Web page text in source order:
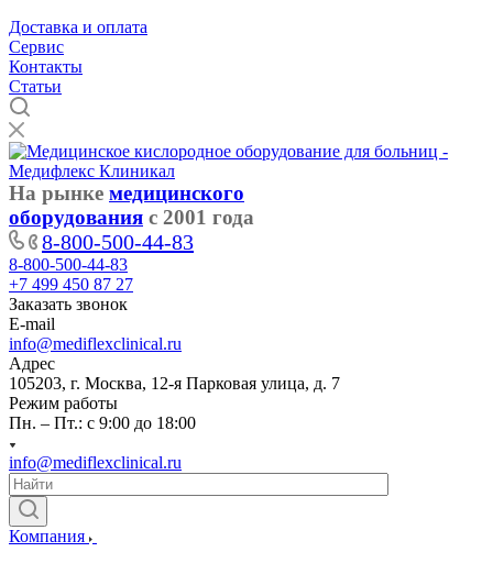
Доставка и оплата
Cервис
Контакты
Статьи
На рынке медицинского
оборудования с 2001 года
8-800-500-44-83
8-800-500-44-83
+7 499 450 87 27
Заказать звонок
E-mail
info@mediflexclinical.ru
Адрес
105203, г. Москва, 12-я Парковая улица, д. 7
Режим работы
Пн. – Пт.: с 9:00 до 18:00
info@mediflexclinical.ru
Компания